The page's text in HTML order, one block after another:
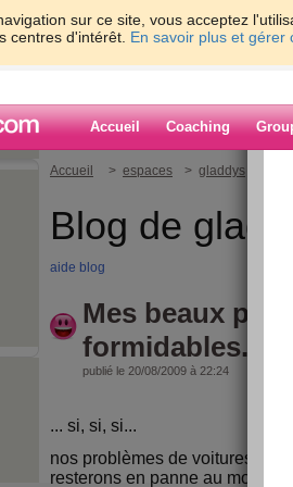
sur ce site, vous acceptez
centres d'intérêt. En savoir plus et gérer
Accueil Coaching
Accueil > espaces > gladdys >
Blog de
aide blog
Mes beaux
formidables...
publié le 20/08/2009 à 22:24
... si, si, si...
nos problèmes de voitures ne
resterons en panne au moins